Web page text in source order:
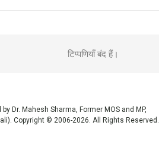
टिप्पणियाँ बंद हैं।
Dr. Mahesh Sharma, Former MOS and MP,
Copyright © 2006-2026. All Rights Reserved.